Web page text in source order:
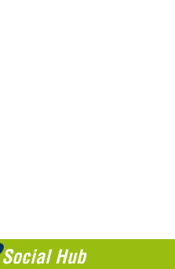
Social Hub